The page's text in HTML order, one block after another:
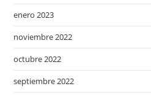
enero 2023
noviembre 2022
octubre 2022
septiembre 2022